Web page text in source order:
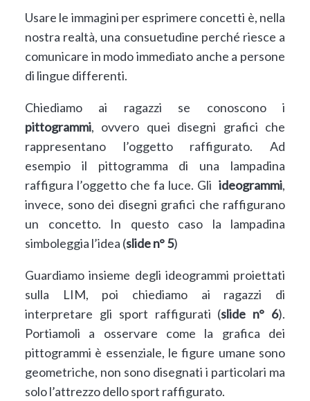
Usare le immagini per esprimere concetti è, nella
nostra realtà, una consuetudine perché riesce a
comunicare in modo immediato anche a persone
di lingue differenti.
Chiediamo ai ragazzi se conoscono i
pittogrammi, ovvero quei disegni grafici che
rappresentano l’oggetto raffigurato. Ad
esempio il pittogramma di una lampadina
raffigura l’oggetto che fa luce. Gli ideogrammi,
invece, sono dei disegni grafici che raffigurano
un concetto. In questo caso la lampadina
simboleggia l’idea (slide n° 5)
Guardiamo insieme degli ideogrammi proiettati
sulla LIM, poi chiediamo ai ragazzi di
interpretare gli sport raffigurati (slide n° 6).
Portiamoli a osservare come la grafica dei
pittogrammi è essenziale, le figure umane sono
geometriche, non sono disegnati i particolari ma
solo l’attrezzo dello sport raffigurato.